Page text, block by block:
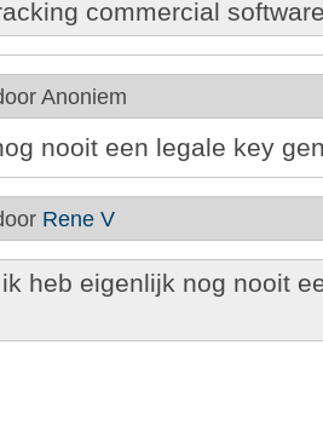
commercial
Anoniem
nooit een legale key
Rene V
ik heb eigenlijk nog nooit